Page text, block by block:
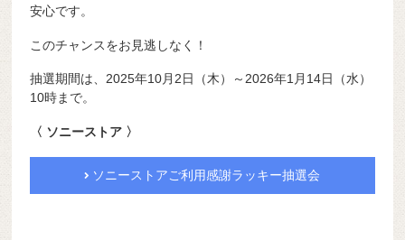
安心です。
このチャンスをお見逃しなく！
抽選期間は、2025年10月2日（木）～2026年1月14日（水）
10時まで。
〈 ソニーストア 〉
ソニーストアご利用感謝ラッキー抽選会